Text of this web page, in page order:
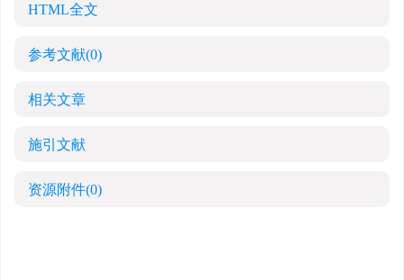
HTML全文
参考文献(0)
相关文章
施引文献
资源附件(0)